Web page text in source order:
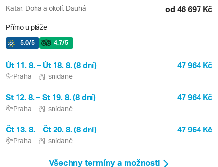
Katar, Doha a okolí, Dauhá od 46 697 Kč
Přímo u pláže
5.0/5 4.7/5
Út 11. 8. – Út 18. 8. (8 dní) 47 964 Kč
Praha snídaně
St 12. 8. – St 19. 8. (8 dní) 47 964 Kč
Praha snídaně
Čt 13. 8. – Čt 20. 8. (8 dní) 47 964 Kč
Praha snídaně
Všechny termíny a možnosti